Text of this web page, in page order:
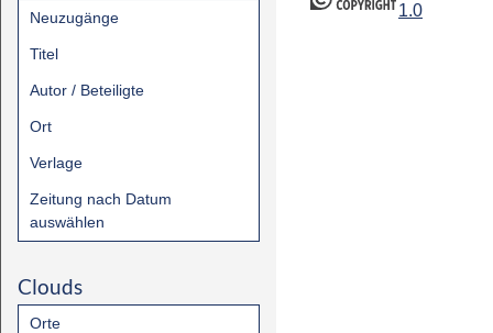
Neuzugänge
Titel
Autor / Beteiligte
Ort
Verlage
Zeitung nach Datum
auswählen
Clouds
Orte
1.0